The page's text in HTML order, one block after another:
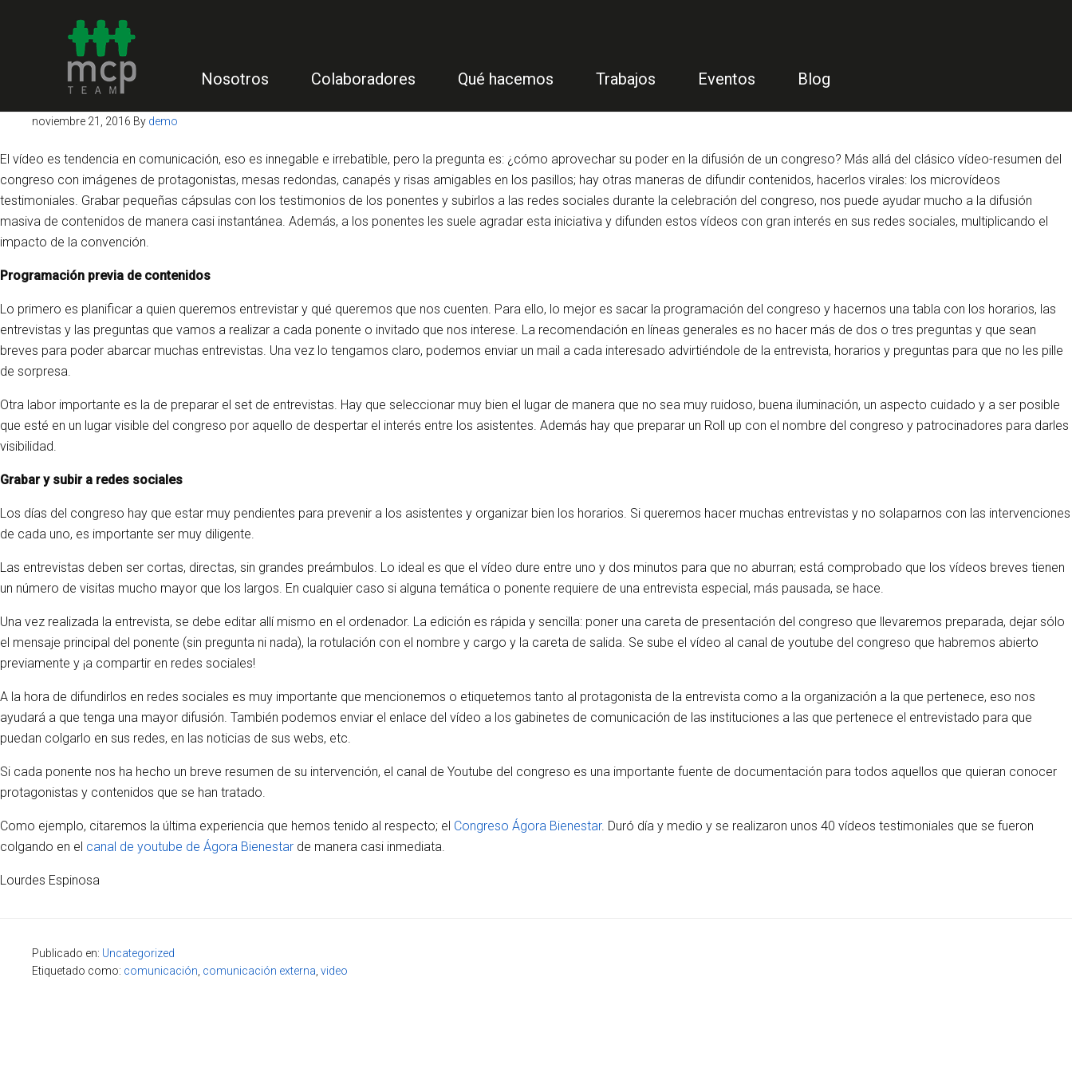
Nosotros Colaboradores Qué hacemos Trabajos Eventos Blog
noviembre 21, 2016 By demo
El vídeo es tendencia en comunicación, eso es innegable e irrebatible, pero la pregunta es: ¿cómo aprovechar su poder en la difusión de un congreso? Más allá del clásico vídeo-resumen del
congreso con imágenes de protagonistas, mesas redondas, canapés y risas amigables en los pasillos; hay otras maneras de difundir contenidos, hacerlos virales: los microvídeos
testimoniales. Grabar pequeñas cápsulas con los testimonios de los ponentes y subirlos a las redes sociales durante la celebración del congreso, nos puede ayudar mucho a la difusión
masiva de contenidos de manera casi instantánea. Además, a los ponentes les suele agradar esta iniciativa y difunden estos vídeos con gran interés en sus redes sociales, multiplicando el
impacto de la convención.
Programación previa de contenidos
Lo primero es planificar a quien queremos entrevistar y qué queremos que nos cuenten. Para ello, lo mejor es sacar la programación del congreso y hacernos una tabla con los horarios, las
entrevistas y las preguntas que vamos a realizar a cada ponente o invitado que nos interese. La recomendación en líneas generales es no hacer más de dos o tres preguntas y que sean
breves para poder abarcar muchas entrevistas. Una vez lo tengamos claro, podemos enviar un mail a cada interesado advirtiéndole de la entrevista, horarios y preguntas para que no les pille
de sorpresa.
Otra labor importante es la de preparar el set de entrevistas. Hay que seleccionar muy bien el lugar de manera que no sea muy ruidoso, buena iluminación, un aspecto cuidado y a ser posible
que esté en un lugar visible del congreso por aquello de despertar el interés entre los asistentes. Además hay que preparar un Roll up con el nombre del congreso y patrocinadores para darles
visibilidad.
Grabar y subir a redes sociales
Los días del congreso hay que estar muy pendientes para prevenir a los asistentes y organizar bien los horarios. Si queremos hacer muchas entrevistas y no solaparnos con las intervenciones
de cada uno, es importante ser muy diligente.
Las entrevistas deben ser cortas, directas, sin grandes preámbulos. Lo ideal es que el vídeo dure entre uno y dos minutos para que no aburran; está comprobado que los vídeos breves tienen
un número de visitas mucho mayor que los largos. En cualquier caso si alguna temática o ponente requiere de una entrevista especial, más pausada, se hace.
Una vez realizada la entrevista, se debe editar allí mismo en el ordenador. La edición es rápida y sencilla: poner una careta de presentación del congreso que llevaremos preparada, dejar sólo
el mensaje principal del ponente (sin pregunta ni nada), la rotulación con el nombre y cargo y la careta de salida. Se sube el vídeo al canal de youtube del congreso que habremos abierto
previamente y ¡a compartir en redes sociales!
A la hora de difundirlos en redes sociales es muy importante que mencionemos o etiquetemos tanto al protagonista de la entrevista como a la organización a la que pertenece, eso nos
ayudará a que tenga una mayor difusión. También podemos enviar el enlace del vídeo a los gabinetes de comunicación de las instituciones a las que pertenece el entrevistado para que
puedan colgarlo en sus redes, en las noticias de sus webs, etc.
Si cada ponente nos ha hecho un breve resumen de su intervención, el canal de Youtube del congreso es una importante fuente de documentación para todos aquellos que quieran conocer
protagonistas y contenidos que se han tratado.
Como ejemplo, citaremos la última experiencia que hemos tenido al respecto; el Congreso Ágora Bienestar. Duró día y medio y se realizaron unos 40 vídeos testimoniales que se fueron
colgando en el canal de youtube de Ágora Bienestar de manera casi inmediata.
Lourdes Espinosa
Publicado en: Uncategorized
Etiquetado como: comunicación comunicación externa video